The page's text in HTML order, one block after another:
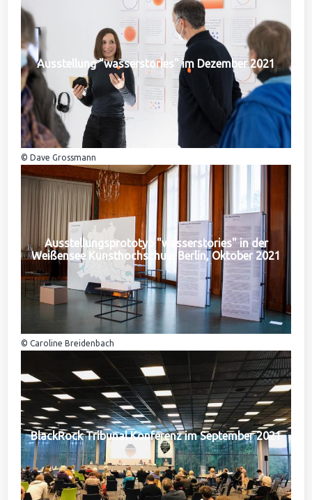
Ausstellung "wasserstories" im Dezember 2021
© Dave Grossmann
Ausstellungsprototyp "wasserstories" in der
Weißensee Kunsthochschule Berlin, Oktober 2021
© Caroline Breidenbach
BlackRock Tribunal Konferenz im September 2021